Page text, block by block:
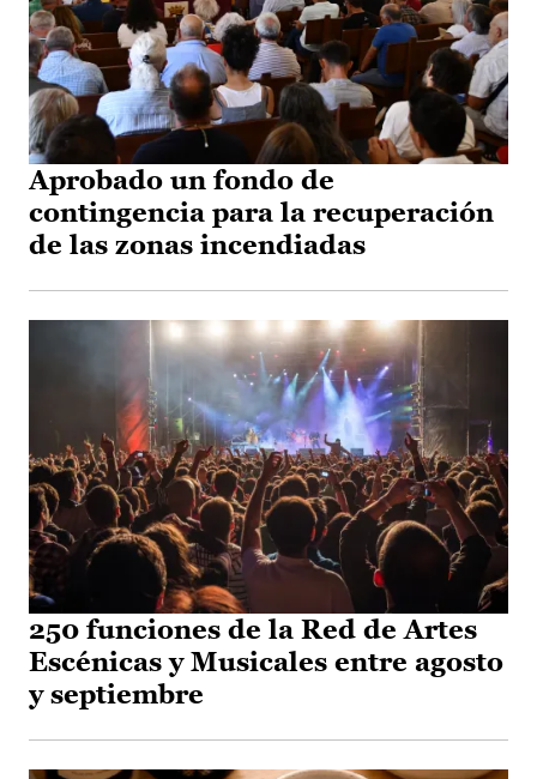
Aprobado un fondo de
contingencia para la recuperación
de las zonas incendiadas
250 funciones de la Red de Artes
Escénicas y Musicales entre agosto
y septiembre